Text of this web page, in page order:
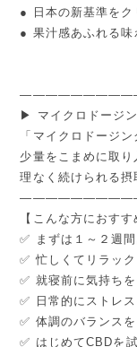
● 日本の新基準をク
● 果汁感あふれる
▶ マイクロドージ
「マイクロドージ
少量をこまめに取
理なく続けられる摂
【こんな方におすす
✅ まずは１～２週
✅ 忙しくてリラッ
✅ 就寝前に気持ち
✅ 日常的にストレ
✅ 体調のバランス
✅ はじめてCBDを